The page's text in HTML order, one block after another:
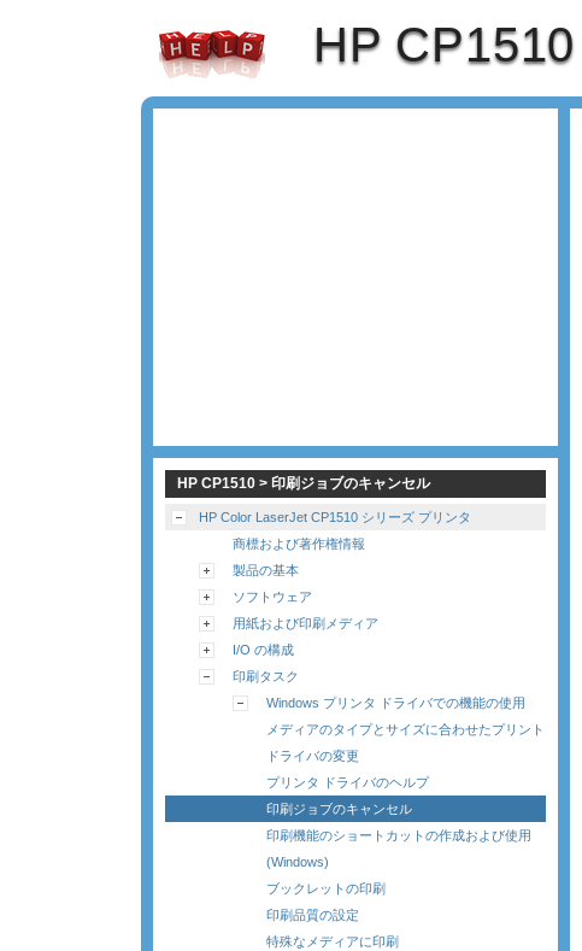
HP CP1510
HP CP1510 > 印刷ジョブのキャンセル
HP Color LaserJet CP1510 シリーズ プリンタ
商標および著作権情報
製品の基本
ソフトウェア
用紙および印刷メディア
I/O の構成
印刷タスク
Windows プリンタ ドライバでの機能の使用
メディアのタイプとサイズに合わせたプリント
ドライバの変更
プリンタ ドライバのヘルプ
印刷ジョブのキャンセル
印刷機能のショートカットの作成および使用
(Windows)
ブックレットの印刷
印刷品質の設定
特殊なメディアに印刷